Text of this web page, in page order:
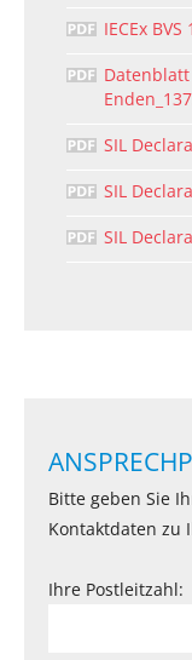
IECEx
SIL
SIL
SIL
Bitte geben Sie
Kontaktdaten zu
Ihre Postleitzahl: